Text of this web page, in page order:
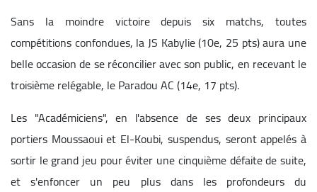
Sans la moindre victoire depuis six matchs, toutes
compétitions confondues, la JS Kabylie (10e, 25 pts) aura une
belle occasion de se réconcilier avec son public, en recevant le
troisième relégable, le Paradou AC (14e, 17 pts).
Les "Académiciens", en l'absence de ses deux principaux
portiers Moussaoui et El-Koubi, suspendus, seront appelés à
sortir le grand jeu pour éviter une cinquième défaite de suite,
et s'enfoncer un peu plus dans les profondeurs du